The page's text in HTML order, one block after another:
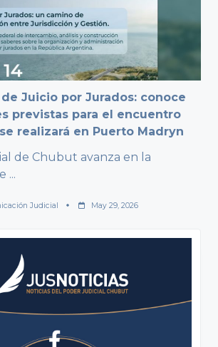
Juicio por Jurados: conoce
previstas para el encuentro
realizará en Puerto Madryn
de Chubut avanza en la
...
Judicial May 29, 2026